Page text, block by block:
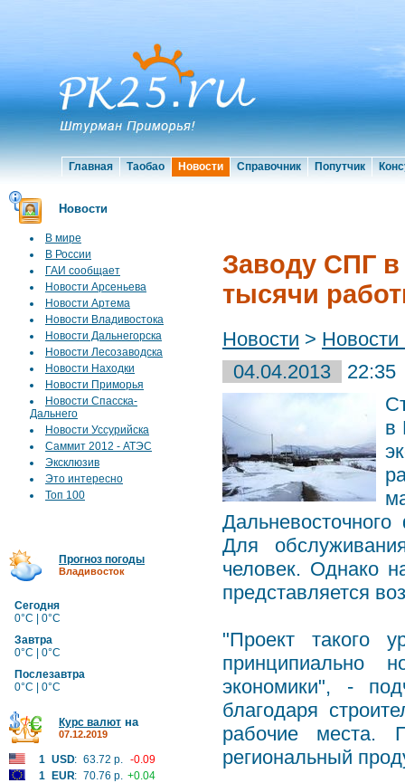
Главная Таобао Новости Справочник Попутчик
Новости
В мире
В России
ГАИ сообщает
Новости Арсеньева
Новости Артема
Новости Владивостока
Новости Дальнегорска
Новости Лесозаводска
Новости Находки
Новости Приморья
Новости Спасска-
Дальнего
Новости Уссурийска
Саммит 2012 - АТЭС
Эксклюзив
Это интересно
Топ 100
Прогноз погоды
Владивосток
Сегодня
0°C | 0°C
Завтра
0°C | 0°C
Послезавтра
0°C | 0°C
Курс валют на
07.12.2019
1 USD: 63.72 р. -0.09
1
EUR: 70.76 р. +0.04
Заводу СПГ
тысячи
Новости >
04.04.2013
22:35
в
Для
человек. Однако
представляется
"Проект такого
принципиально
экономики", -
благодаря
рабочие места.
региональный